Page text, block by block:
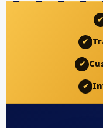
✔
✔
✔
✔